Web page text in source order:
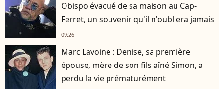
Obispo évacué de sa maison au Cap-
Ferret, un souvenir qu'il n'oubliera jamais
09:26
Marc Lavoine : Denise, sa première
épouse, mère de son fils aîné Simon, a
perdu la vie prématurément